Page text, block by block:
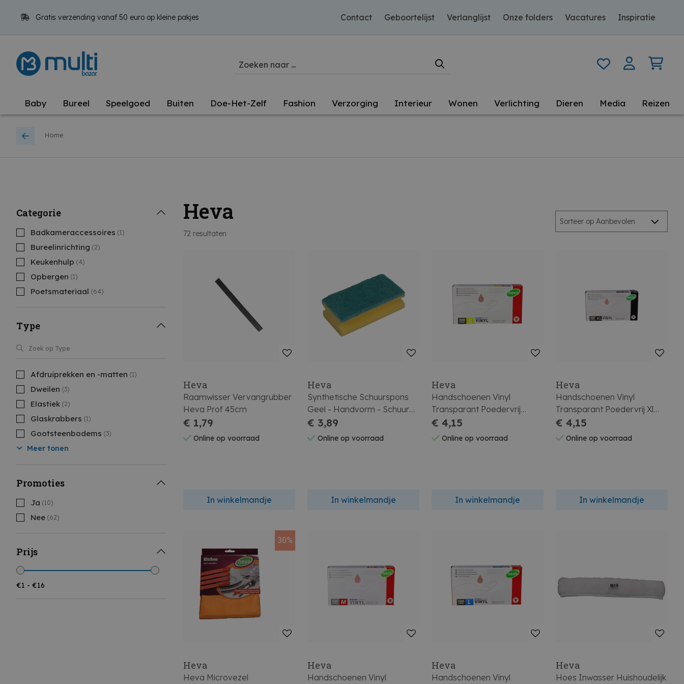
Gratis verzending vanaf 50 euro op kleine pakjes Contact Geboortelijst Verlanglijst Onze folders Vacatures Inspiratie
Baby Bureel Speelgoed Buiten Doe-Het-Zelf Fashion Verzorging Interieur Wonen Verlichting Dieren Media Reizen
Home
Categorie
Badkameraccessoires (1)
Bureelinrichting (2)
Keukenhulp (4)
Opbergen (1)
Poetsmateriaal (64)
Type
Afdruiprekken en -matten (1)
Dweilen (3)
Elastiek (2)
Glaskrabbers (1)
Gootsteenbodems (3)
Meer tonen
Promoties
Ja (10)
Nee (62)
Prijs
Heva
72 resultaten
Heva
Raamwisser Vervangrubber
Heva Prof 45cm
€ 1,79
Online op voorraad
In winkelmandje
Heva
Synthetische Schuurspons
Geel - Handvorm - Schuur
Groen 14X7X4.4Cm
€ 3,89
Online op voorraad
In winkelmandje
Heva
Handschoenen Vinyl
Transparant Poedervrij
Small 100St
€ 4,15
Online op voorraad
In winkelmandje
Heva
Handschoenen Vinyl
Transparant Poedervrij Xl
100St
€ 4,15
Online op voorraad
In winkelmandje
30%
Heva
Heva Microvezel
Heva
Handschoenen Vinyl
Heva
Handschoenen Vinyl
Heva
Hoes Inwasser Huishoudelijk